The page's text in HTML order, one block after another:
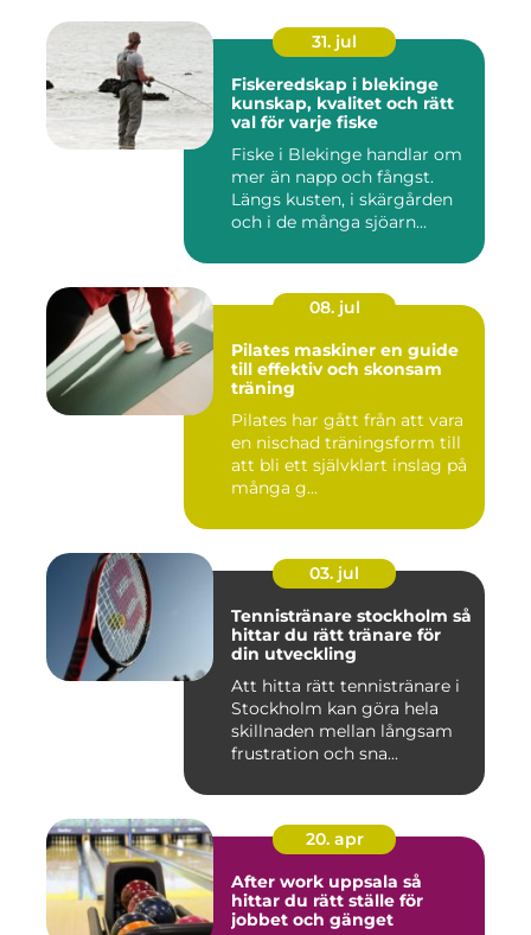
31. jul
Fiskeredskap i blekinge
kunskap, kvalitet och rätt
val för varje fiske
Fiske i Blekinge handlar om
mer än napp och fångst.
Längs kusten, i skärgården
och i de många sjöarn...
08. jul
Pilates maskiner en guide
till effektiv och skonsam
träning
Pilates har gått från att vara
en nischad träningsform till
att bli ett självklart inslag på
många g...
03. jul
Tennistränare stockholm så
hittar du rätt tränare för
din utveckling
Att hitta rätt tennistränare i
Stockholm kan göra hela
skillnaden mellan långsam
frustration och sna...
20. apr
After work uppsala så
hittar du rätt ställe för
jobbet och gänget